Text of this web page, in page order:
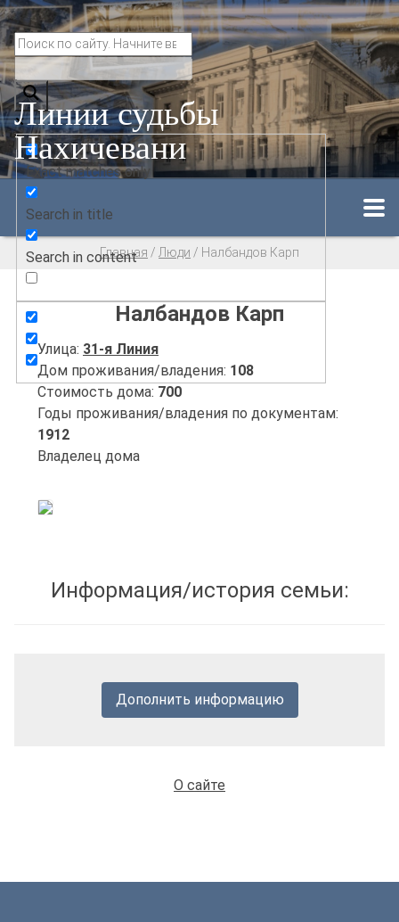
Линии судьбы
Нахичевани
Exact matches only
Search in title
Search in content
Главная / Люди / Налбандов Карп
Налбандов Карп
Улица: 31-я Линия
Дом проживания/владения: 108
Стоимость дома: 700
Годы проживания/владения по документам:
1912
Владелец дома
Информация/история семьи:
Дополнить информацию
О сайте